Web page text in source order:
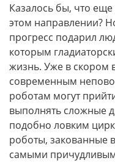
Казалось бы, что
этом направлении?
прогресс подарил
которым
жизнь. Уже в скором
современным
роботам могут
выполнять сложные
подобно ловким
роботы, закованные
самыми